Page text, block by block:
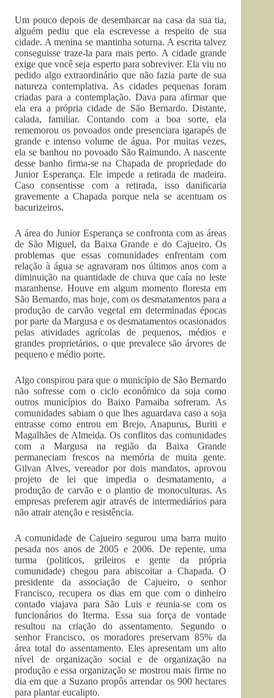
Um pouco depois de desembarcar na casa da sua tia,
alguém pediu que ela escrevesse a respeito de sua
cidade. A menina se mantinha soturna. A escrita talvez
conseguisse traze-la para mais perto. A cidade grande
exige que você seja esperto para sobreviver. Ela viu no
pedido algo extraordinário que não fazia parte de sua
natureza contemplativa. As cidades pequenas foram
criadas para a contemplação. Dava para afirmar que
ela era a própria cidade de São Bernardo. Distante,
calada, familiar. Contando com a boa sorte, ela
rememorou os povoados onde presenciara igarapés de
grande e intenso volume de água. Por muitas vezes,
ela se banhou no povoado São Raimundo. A nascente
desse banho firma-se na Chapada de propriedade do
Junior Esperança. Ele impede a retirada de madeira.
Caso consentisse com a retirada, isso danificaria
gravemente a Chapada porque nela se acentuam os
bacurizeiros.
A área do Junior Esperança se confronta com as áreas
de São Miguel, da Baixa Grande e do Cajueiro. Os
problemas que essas comunidades enfrentam com
relação à água se agravaram nos últimos anos com a
diminuição na quantidade de chuva que caía no leste
maranhense. Houve em algum momento floresta em
São Bernardo, mas hoje, com os desmatamentos para a
produção de carvão vegetal em determinadas épocas
por parte da Margusa e os desmatamentos ocasionados
pelas atividades agrícolas de pequenos, médios e
grandes proprietários, o que prevalece são árvores de
pequeno e médio porte.
Algo conspirou para que o município de São Bernardo
não sofresse com o ciclo econômico da soja como
outros municípios do Baixo Parnaiba sofreram. As
comunidades sabiam o que lhes aguardava caso a soja
entrasse como entrou em Brejo, Anapurus, Buriti e
Magalhães de Almeida. Os conflitos das comunidades
com a Margusa na região da Baixa Grande
permaneciam frescos na memória de muita gente.
Gilvan Alves, vereador por dois mandatos, aprovou
projeto de lei que impedia o desmatamento, a
produção de carvão e o plantio de monoculturas. As
empresas preferem agir através de intermediários para
não atrair atenção e resistência.
A comunidade de Cajueiro segurou uma barra muito
pesada nos anos de 2005 e 2006. De repente, uma
turma (politicos, grileiros e gente da própria
comunidade) chegou para abiscoitar a Chapada. O
presidente da associação de Cajueiro, o senhor
Francisco, recupera os dias em que com o dinheiro
contado viajava para São Luis e reunia-se com os
funcionários do Iterma. Essa sua força de vontade
resultou na criação do assentamento. Segundo o
senhor Francisco, os moradores preservam 85% da
área total do assentamento. Eles apresentam um alto
nível de organização social e de organização na
produção e essa organização se mostrou mais firme no
dia em que a Suzano propôs arrendar os 900 hectares
para plantar eucalipto.